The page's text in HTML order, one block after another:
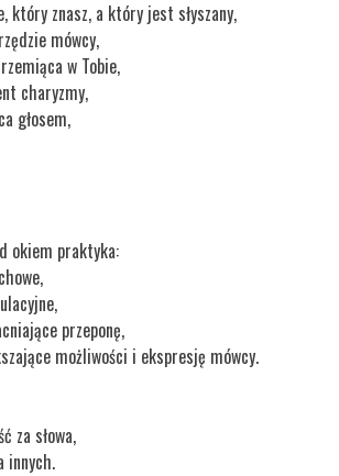
który znasz, a który jest słyszany,
mówcy,
w Tobie,
charyzmy,
głosem,
okiem praktyka:
przeponę,
możliwości i ekspresję mówcy.
za słowa,
innych.